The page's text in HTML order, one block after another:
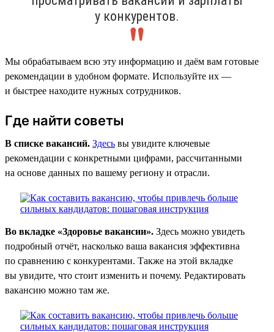
у конкурентов.
Мы обрабатываем всю эту информацию и даём вам готовые
рекомендации в удобном формате. Используйте их —
и быстрее находите нужных сотрудников.
Где найти советы
В списке вакансий. Здесь вы увидите ключевые
рекомендации с конкретными цифрами, рассчитанными
на основе данных по вашему региону и отрасли.
Во вкладке «Здоровье вакансии». Здесь можно увидеть
подробный отчёт, насколько ваша вакансия эффективна
по сравнению с конкурентами. Также на этой вкладке
вы увидите, что стоит изменить и почему. Редактировать
вакансию можно там же.